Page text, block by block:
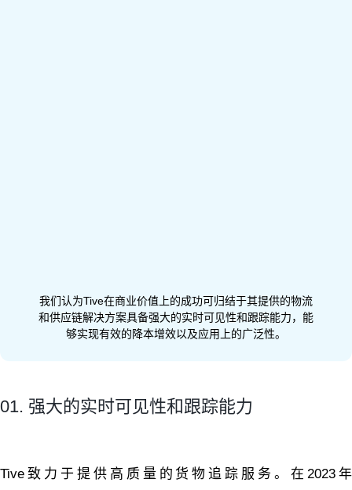
我们认为Tive在商业价值上的成功可归结于其提供的物流
和供应链解决方案具备强大的实时可见性和跟踪能力，能
够实现有效的降本增效以及应用上的广泛性。
01. 强大的实时可见性和跟踪能力
Tive致力于提供高质量的货物追踪服务。在2023年